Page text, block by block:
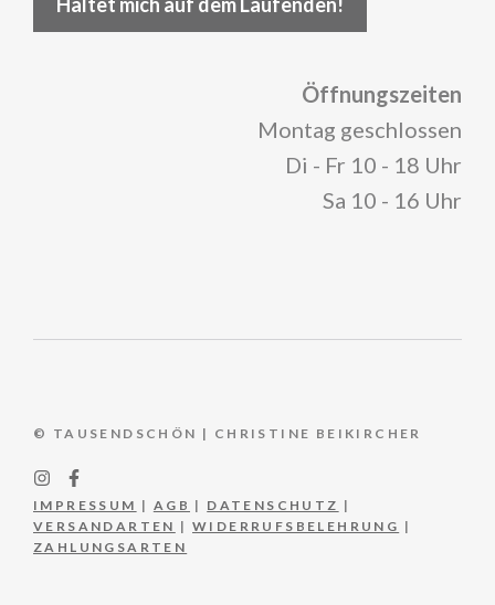
Öffnungszeiten
Montag geschlossen
Di - Fr 10 - 18 Uhr
Sa 10 - 16 Uhr
© TAUSENDSCHÖN | CHRISTINE BEIKIRCHER
IMPRESSUM | AGB | DATENSCHUTZ |
VERSANDARTEN |WIDERRUFSBELEHRUNG |
ZAHLUNGSARTEN